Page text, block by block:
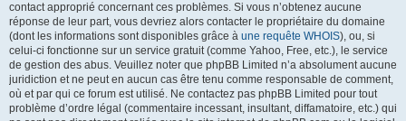
contact approprié concernant ces problèmes. Si vous n’obtenez aucune
réponse de leur part, vous devriez alors contacter le propriétaire du domaine
(dont les informations sont disponibles grâce à une requête WHOIS), ou, si
celui-ci fonctionne sur un service gratuit (comme Yahoo, Free, etc.), le service
de gestion des abus. Veuillez noter que phpBB Limited n’a absolument aucune
juridiction et ne peut en aucun cas être tenu comme responsable de comment,
où et par qui ce forum est utilisé. Ne contactez pas phpBB Limited pour tout
problème d’ordre légal (commentaire incessant, insultant, diffamatoire, etc.) qui